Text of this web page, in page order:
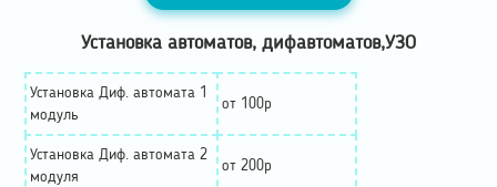
Установка автоматов, дифавтоматов,УЗО
Установка Диф. автомата 1
модуль
от 100р
Установка Диф. автомата 2
модуля
от 200р